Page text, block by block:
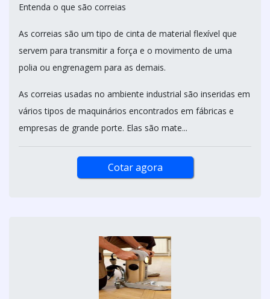
Entenda o que são correias
As correias são um tipo de cinta de material flexível que
servem para transmitir a força e o movimento de uma
polia ou engrenagem para as demais.
As correias usadas no ambiente industrial são inseridas em
vários tipos de maquinários encontrados em fábricas e
empresas de grande porte. Elas são mate...
Cotar agora